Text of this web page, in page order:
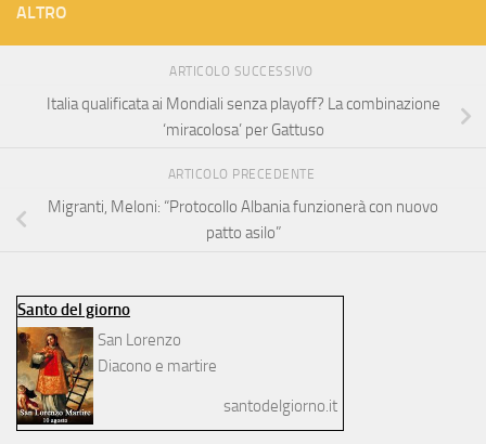
ALTRO
ARTICOLO SUCCESSIVO
Italia qualificata ai Mondiali senza playoff? La combinazione
‘miracolosa’ per Gattuso
ARTICOLO PRECEDENTE
Migranti, Meloni: “Protocollo Albania funzionerà con nuovo
patto asilo”
Santo del giorno
San Lorenzo
Diacono e martire
santodelgiorno.it